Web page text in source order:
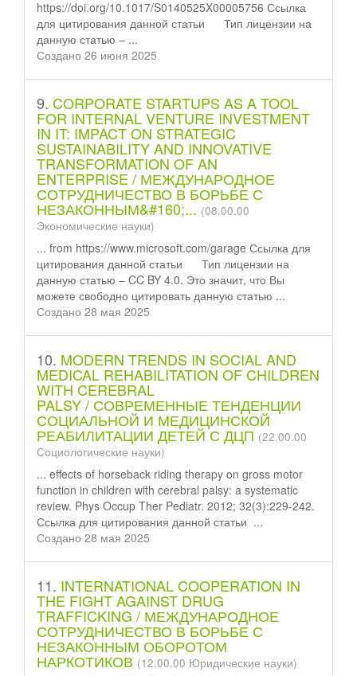
https://doi.org/10.1017/S0140525X00005756 Ссылка
для цитирования данной статьи Тип лицензии на
данную статью – ...
Создано 26 июня 2025
9. CORPORATE STARTUPS AS A TOOL
FOR INTERNAL VENTURE INVESTMENT
IN IT: IMPACT ON STRATEGIC
SUSTAINABILITY AND INNOVATIVE
TRANSFORMATION OF AN
ENTERPRISE / МЕЖДУНАРОДНОЕ
СОТРУДНИЧЕСТВО В БОРЬБЕ С
НЕЗАКОННЫМ&#160;... (08.00.00
Экономические науки)
... from https://www.microsoft.com/garage Ссылка для
цитирования данной статьи Тип лицензии на
данную статью – CC BY 4.0. Это значит, что Вы
можете свободно цитировать данную статью ...
Создано 28 мая 2025
10. MODERN TRENDS IN SOCIAL AND
MEDICAL REHABILITATION OF CHILDREN
WITH CEREBRAL
PALSY / СОВРЕМЕННЫЕ ТЕНДЕНЦИИ
СОЦИАЛЬНОЙ И МЕДИЦИНСКОЙ
РЕАБИЛИТАЦИИ ДЕТЕЙ С ДЦП (22.00.00
Социологические науки)
... effects of horseback riding therapy on gross motor
function in children with cerebral palsy: a systematic
review. Phys Occup Ther Pediatr. 2012; 32(3):229-242.
Ссылка для цитирования данной статьи ...
Создано 28 мая 2025
11. INTERNATIONAL COOPERATION IN
THE FIGHT AGAINST DRUG
TRAFFICKING / МЕЖДУНАРОДНОЕ
СОТРУДНИЧЕСТВО В БОРЬБЕ С
НЕЗАКОННЫМ ОБОРОТОМ
НАРКОТИКОВ (12.00.00 Юридические науки)